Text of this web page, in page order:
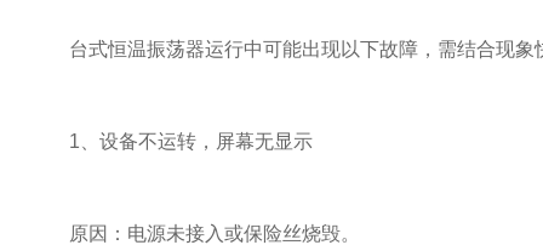
台式恒温振荡器运行中可能出现以下故障，需结合现象
1、设备不运转，屏幕无显示
原因：电源未接入或保险丝烧毁。